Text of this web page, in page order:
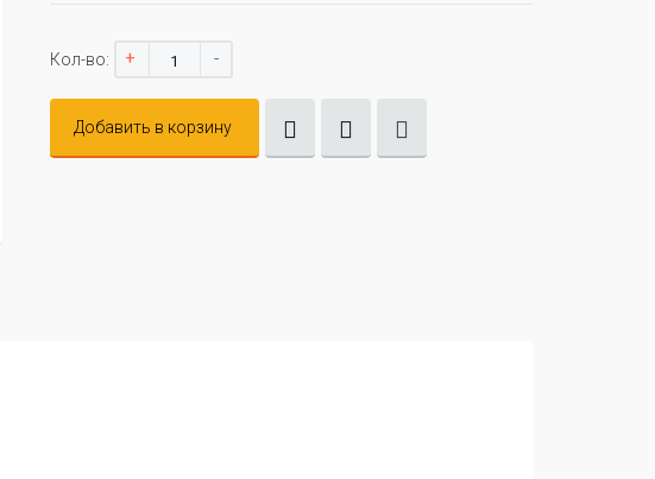
Кол-во: + -
Добавить в корзину